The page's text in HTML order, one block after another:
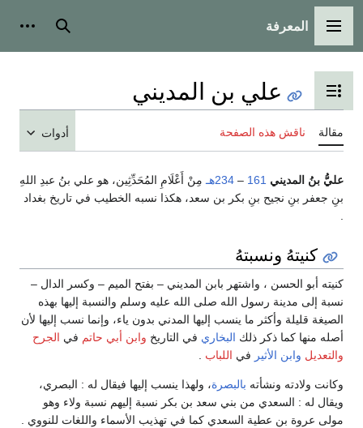
القائمة الرئيسية
المعرفة بحث
تبديل عرض جدول المحتويات
علي بن المديني
مقالة ناقش هذه الصفحة أدوات
عليُّ بنُ المديني 161
– 234هـ
مِنْ أَعْلَامِ المُحَدِّثِين، هو علي بنُ عبدِ اللهِ
بنِ جعفر بنِ نجيح بنِ بكر بن سعد، هكذا نسبه الخطيب في تاريخ بغداد
كنيتهُ ونسبتهُ
كنيته أبو الحسن ، واشتهر بابن المديني – بفتح الميم – وكسر الدال –
نسبة إلى مدينة رسول الله صلى الله عليه وسلم والنسبة إليها بهذه
الصيغة قليلة وأكثر ما ينسب إليها المدني بدون ياء، وإنما نسب إليها لأن
أصله منها كما ذكر ذلك البخاري في التاريخ وابن أبي حاتم في الجرح
والتعديل وابن الأثير في اللباب .
وكانت ولادته ونشأته بالبصرة، ولهذا ينسب إليها فيقال له : البصري،
ويقال له : السعدي من بني سعد بن بكر نسبة إليهم نسبة ولاء وهو
مولى عروة بن عطية السعدي كما في تهذيب الأسماء واللغات للنووي .